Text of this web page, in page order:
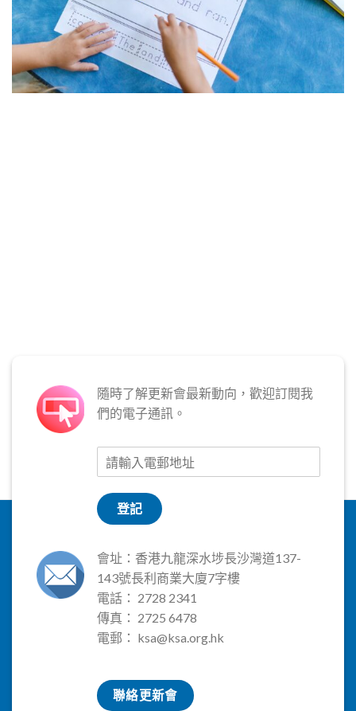
隨時了解更新會最新動向，歡迎訂閱我
們的電子通訊。
登記
會址：香港九龍深水埗長沙灣道137-
143號長利商業大廈7字樓
電話： 2728 2341
傳真： 2725 6478
電郵： ksa@ksa.org.hk
聯絡更新會